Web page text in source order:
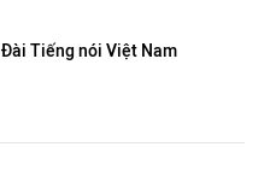
Đài Tiếng nói Việt Nam